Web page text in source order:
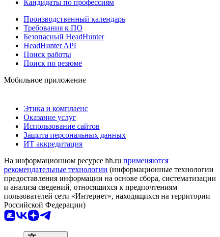
Кандидаты по профессиям
Производственный календарь
Требования к ПО
Безопасный HeadHunter
HeadHunter API
Поиск работы
Поиск по резюме
Мобильное приложение
Этика и комплаенс
Оказание услуг
Использование сайтов
Защита персональных данных
ИТ аккредитация
На информационном ресурсе hh.ru применяются
рекомендательные технологии (информационные технологии
предоставления информации на основе сбора, систематизации
и анализа сведений, относящихся к предпочтениям
пользователей сети «Интернет», находящихся на территории
Российской Федерации)